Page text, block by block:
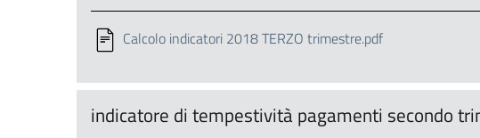
Calcolo indicatori 2018 TERZO trimestre.pdf
indicatore di tempestività pagamenti secondo